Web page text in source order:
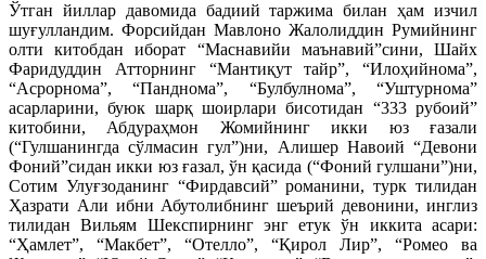
Ўтган йиллар давомида бадиий таржима билан ҳам изчил
шуғулландим. Форсийдан Мавлоно Жалолиддин Румийнинг
олти китобдан иборат “Маснавийи маънавий”сини, Шайх
Фаридуддин Атторнинг “Мантиқут тайр”, “Илоҳийнома”,
“Асрорнома”, “Панднома”, “Булбулнома”, “Уштурнома”
асарларини, буюк шарқ шоирлари бисотидан “333 рубоий”
китобини, Абдураҳмон Жомийнинг икки юз ғазали
(“Гулшанингда сўлмасин гул”)ни, Алишер Навоий “Девони
Фоний”сидан икки юз ғазал, ўн қасида (“Фоний гулшани”)ни,
Сотим Улуғзоданинг “Фирдавсий” романини, турк тилидан
Ҳазрати Али ибни Абутолибнинг шеърий девонини, инглиз
тилидан Вильям Шекспирнинг энг етук ўн иккита асари:
“Ҳамлет”, “Макбет”, “Отелло”, “Қирол Лир”, “Ромео ва